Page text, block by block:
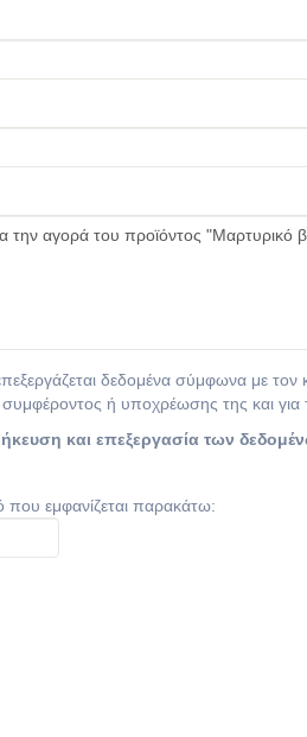
επεξεργάζεται δεδομένα σύμφωνα με
ή υποχρέωσης της και
και επεξεργασία των
που εμφανίζεται παρακάτω: